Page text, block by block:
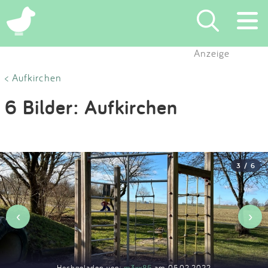
×
Eintragen
Blog
Partner
Kontakt
Anzeige
< Aufkirchen
6 Bilder: Aufkirchen
3 / 6
‹ ›